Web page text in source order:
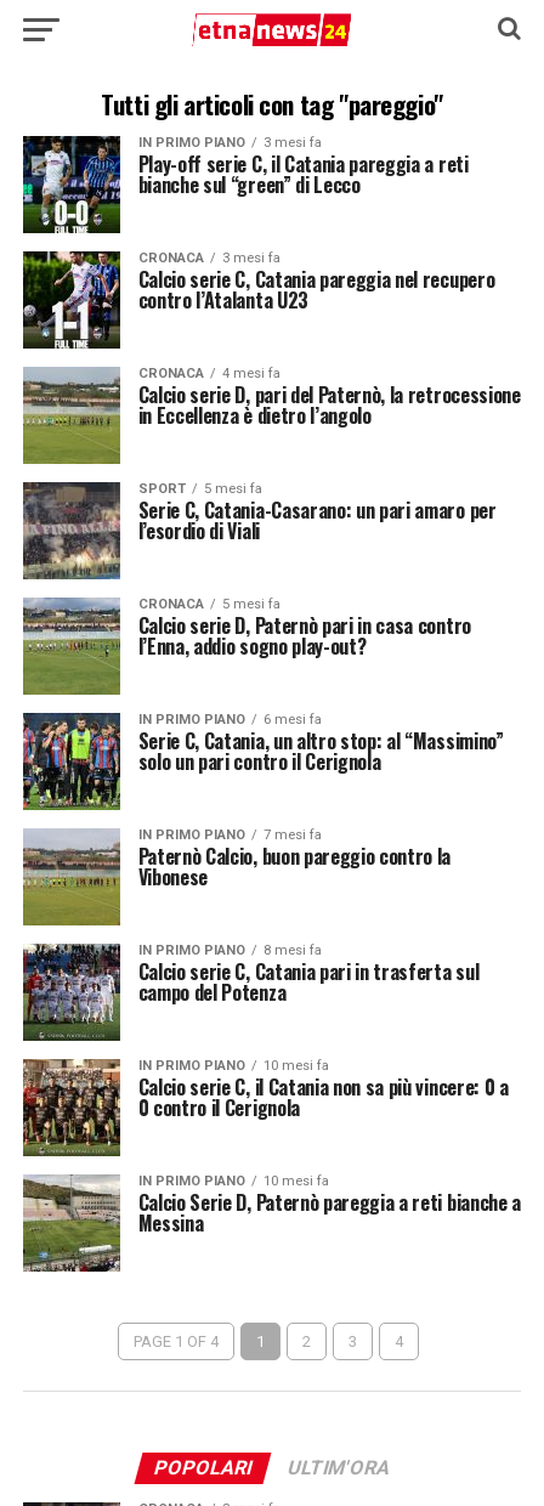
Tutti gli articoli con tag "pareggio"
IN PRIMO PIANO 3 mesi fa
Play-off serie C, il Catania pareggia a reti
bianche sul “green” di Lecco
CRONACA 3 mesi fa
Calcio serie C, Catania pareggia nel recupero
contro l’Atalanta U23
CRONACA 4 mesi fa
Calcio serie D, pari del Paternò, la retrocessione
in Eccellenza è dietro l’angolo
SPORT 5 mesi fa
Serie C, Catania-Casarano: un pari amaro per
l’esordio di Viali
CRONACA 5 mesi fa
Calcio serie D, Paternò pari in casa contro
l’Enna, addio sogno play-out?
IN PRIMO PIANO 6 mesi fa
Serie C, Catania, un altro stop: al “Massimino”
solo un pari contro il Cerignola
IN PRIMO PIANO 7 mesi fa
Paternò Calcio, buon pareggio contro la
Vibonese
IN PRIMO PIANO 8 mesi fa
Calcio serie C, Catania pari in trasferta sul
campo del Potenza
IN PRIMO PIANO 10 mesi fa
Calcio serie C, il Catania non sa più vincere: 0 a
0 contro il Cerignola
IN PRIMO PIANO 10 mesi fa
Calcio Serie D, Paternò pareggia a reti bianche a
Messina
PAGE 1 OF 4 1 2 3 4
POPOLARI ULTIM'ORA